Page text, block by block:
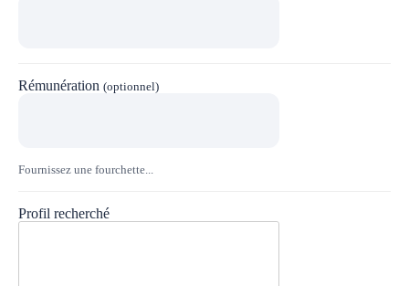
Rémunération (optionnel)
Fournissez une fourchette...
Profil recherché